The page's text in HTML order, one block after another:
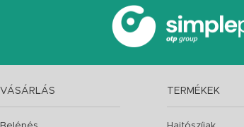
VÁSÁRLÁS TERMÉKEK